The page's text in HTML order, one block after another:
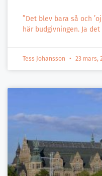
”Det blev bara så och
här budgivningen. Ja
Tess Johansson 23 mars,